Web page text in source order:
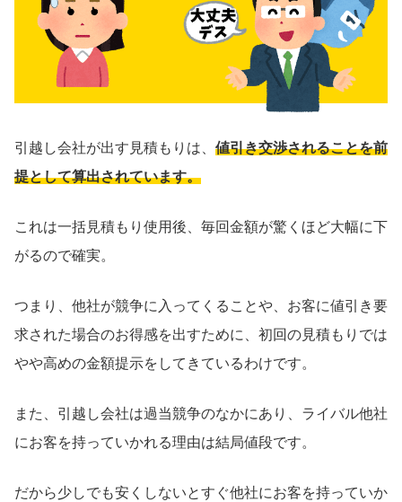
引越し会社が出す見積もりは、 値引き交渉されることを前
提として算出されています。
これは一括見積もり使用後、毎回金額が驚くほど大幅に下
がるので確実。
つまり、他社が競争に入ってくることや、お客に値引き要
求された場合のお得感を出すために、初回の見積もりでは
やや高めの金額提示をしてきているわけです。
また、引越し会社は過当競争のなかにあり、ライバル他社
にお客を持っていかれる理由は結局値段です。
だから少しでも安くしないとすぐ他社にお客を持っていか